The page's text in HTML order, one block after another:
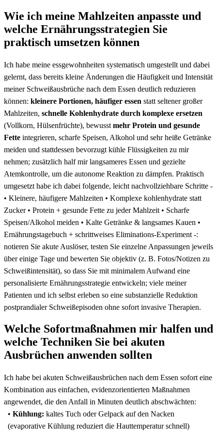
Wie‍ ich meine Mahlzeiten ​anpasste ⁣und⁤
welche Ernährungsstrategien Sie
praktisch‌ umsetzen können
Ich habe meine essgewohnheiten systematisch umgestellt und dabei
gelernt, dass bereits kleine Änderungen ⁣die Häufigkeit und Intensität
meiner Schweißausbrüche​ nach dem ⁤Essen deutlich reduzieren⁤
können: kleinere Portionen,‌ häufiger essen statt seltener großer
Mahlzeiten, schnelle Kohlenhydrate durch komplexe​ ersetzen
(Vollkorn, Hülsenfrüchte), bewusst mehr Protein‌ und gesunde ​
Fette integrieren, scharfe ‌Speisen, Alkohol und ​sehr heiße Getränke
meiden und ​stattdessen bevorzugt kühle Flüssigkeiten zu mir
nehmen; zusätzlich half mir langsameres Essen und gezielte
Atemkontrolle, um die autonome ‌Reaktion⁣ zu dämpfen. Praktisch
umgesetzt habe ich dabei folgende, leicht nachvollziehbare Schritte ​-
• Kleinere,‍ häufigere ​Mahlzeiten • Komplexe‌ kohlenhydrate statt
Zucker •⁤ Protein ​+⁢ gesunde Fette zu jeder⁤ Mahlzeit • Scharfe
Speisen/Alkohol‌ meiden • Kalte Getränke⁣ & ​langsames Kauen •‌
Ernährungstagebuch​ + schrittweises Eliminations‑Experiment -:
notieren Sie ​akute Auslöser, testen Sie einzelne ​Anpassungen jeweils
über einige ⁣Tage und bewerten Sie objektiv (z.⁣ B. Fotos/Notizen ⁤zu
Schweißintensität), so ⁤dass Sie mit minimalem Aufwand‌ eine
personalisierte Ernährungsstrategie entwickeln; viele ​meiner
Patienten und ich selbst erleben so eine substanzielle Reduktion
postprandialer ⁢Schweißepisoden‌ ohne sofort invasive Therapien.
Welche Sofortmaßnahmen mir halfen und‌
welche Techniken Sie bei akuten
Ausbrüchen‌ anwenden sollten
Ich habe bei akuten Schweißausbrüchen‍ nach dem Essen sofort eine‍
Kombination​ aus einfachen, evidenzorientierten Maßnahmen
‍angewendet, die den ‌Anfall ⁢in Minuten deutlich abschwächten: ⁢
• Kühlung: kaltes Tuch⁤ oder Gelpack ⁢auf den Nacken
‌(evaporative Kühlung⁢ reduziert die Hauttemperatur schnell)